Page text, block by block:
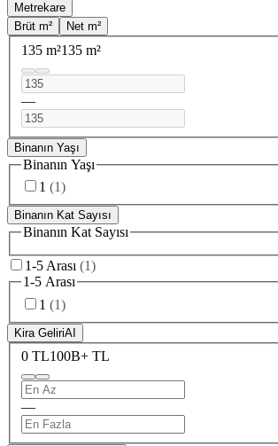
Metrekare
Brüt m²
Net m²
135 m²135 m²
—
Binanın Yaşı
Binanın Yaşı
1 (1)
Binanın Kat Sayısı
Binanın Kat Sayısı
1-5 Arası (1)
1-5 Arası
1 (1)
Kira GeliriAI
0 TL100B+ TL
—